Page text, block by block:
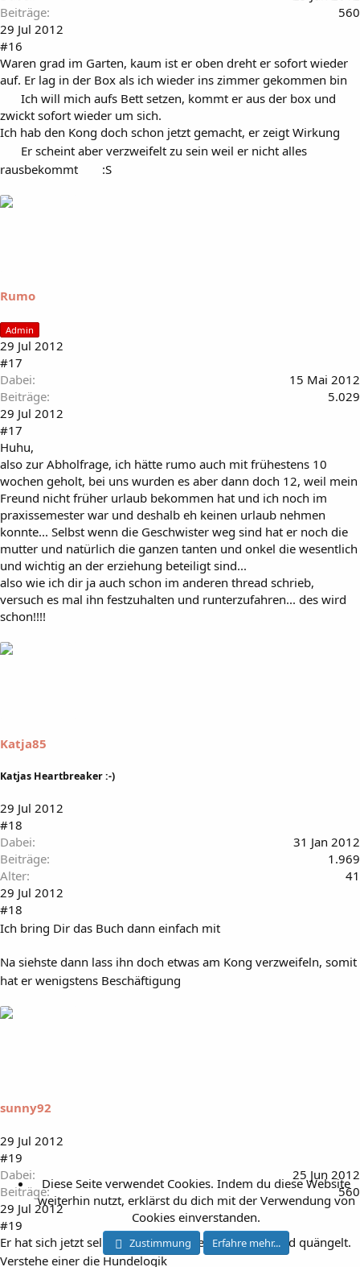
Beiträge
560
29 Jul 2012
#16
Waren grad im Garten, kaum ist er oben dreht er sofort wieder
auf. Er lag in der Box als ich wieder ins zimmer gekommen bin
Ich will mich aufs Bett setzen, kommt er aus der box und
zwickt sofort wieder um sich.
Ich hab den Kong doch schon jetzt gemacht, er zeigt Wirkung
Er scheint aber verzweifelt zu sein weil er nicht alles
rausbekommt
:S
Rumo
Admin
29 Jul 2012
#17
Dabei
15 Mai 2012
Beiträge
5.029
29 Jul 2012
#17
Huhu,
also zur Abholfrage, ich hätte rumo auch mit frühestens 10
wochen geholt, bei uns wurden es aber dann doch 12, weil mein
Freund nicht früher urlaub bekommen hat und ich noch im
praxissemester war und deshalb eh keinen urlaub nehmen
konnte... Selbst wenn die Geschwister weg sind hat er noch die
mutter und natürlich die ganzen tanten und onkel die wesentlich
und wichtig an der erziehung beteiligt sind...
also wie ich dir ja auch schon im anderen thread schrieb,
versuch es mal ihn festzuhalten und runterzufahren... des wird
schon!!!!
Katja85
Katjas Heartbreaker :-)
29 Jul 2012
#18
Dabei
31 Jan 2012
Beiträge
1.969
Alter
41
29 Jul 2012
#18
Ich bring Dir das Buch dann einfach mit
Na siehste dann lass ihn doch etwas am Kong verzweifeln, somit
hat er wenigstens Beschäftigung
sunny92
29 Jul 2012
#19
Dabei
25 Jun 2012
Beiträge
560
29 Jul 2012
#19
Er hat sich jetzt selbst in die Box gelegt aber bellt und quängelt.
Verstehe einer die Hundelogik
Diese Seite verwendet Cookies. Indem du diese Website
weiterhin nutzt, erklärst du dich mit der Verwendung von
Cookies einverstanden.
Zustimmung Erfahre mehr...